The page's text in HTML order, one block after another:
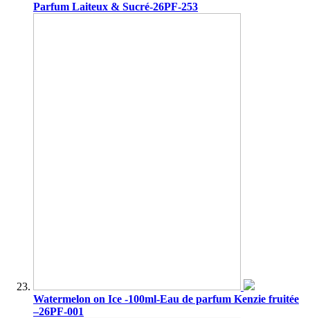
Parfum Laiteux & Sucré-26PF-253
Watermelon on Ice -100ml-Eau de parfum Kenzie fruitée
–26PF-001